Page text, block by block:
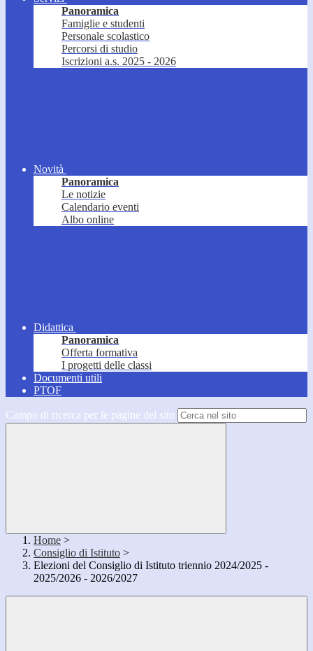
Panoramica
Famiglie e studenti
Personale scolastico
Percorsi di studio
Iscrizioni a.s. 2025 - 2026
Novità
Panoramica
Le notizie
Calendario eventi
Albo online
Didattica
Panoramica
Offerta formativa
I progetti delle classi
Documenti utili
PTOF
Campo di ricerca per le pagine del sito
Home >
Consiglio di Istituto >
Elezioni del Consiglio di Istituto triennio 2024/2025 -
2025/2026 - 2026/2027